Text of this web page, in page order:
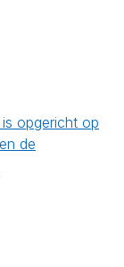
opgericht op
de